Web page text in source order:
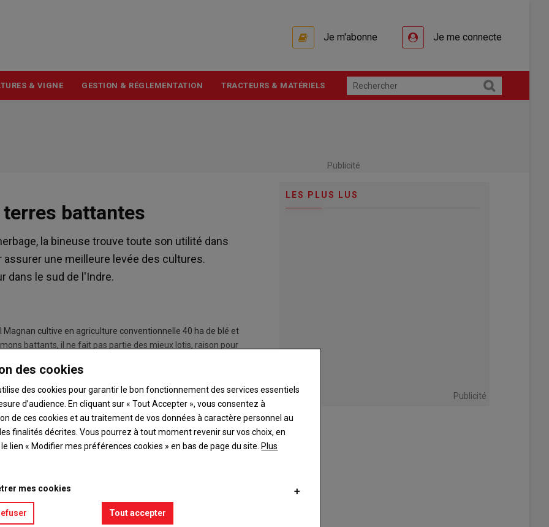
Je m'abonne Je me connecte
& VIGNE GESTION & RÉGLEMENTATION TRACTEURS & MATÉRIELS
Publicité
terres battantes
la bineuse trouve toute son utilité dans
une meilleure levée des cultures.
dans le sud de l'Indre.
cultive en agriculture conventionnelle 40 ha de blé et
battants, il ne fait pas partie des mieux lotis, raison pour
à la bineuse. Avec 6 autres agriculteurs
Monosem traînée 6 rangs repliable en 4 rangs, sans
explique l'éleveur. Le binage permet surtout de refaire la
& MATÉRIELS
LES PLUS LUS
Publicité
des cookies
des cookies pour garantir le bon fonctionnement des services essentiels
d’audience. En cliquant sur « Tout Accepter », vous consentez à
de ces cookies et au traitement de vos données à caractère personnel au
finalités décrites. Vous pourrez à tout moment revenir sur vos choix, en
lien « Modifier mes préférences cookies » en bas de page du site. Plus
mes cookies
Tout accepter